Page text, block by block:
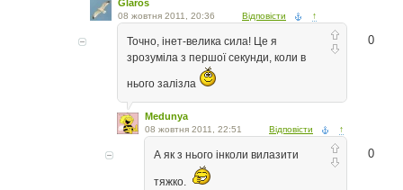
Glaros
08 жовтня 2011, 20:36 Відповісти ↑
0
Точно, інет-велика сила! Це я
зрозуміла з першої секунди, коли в
нього залізла
Medunya
08 жовтня 2011, 22:51 Відповісти ↑
0
А як з нього iнколи вилазити
тяжко.